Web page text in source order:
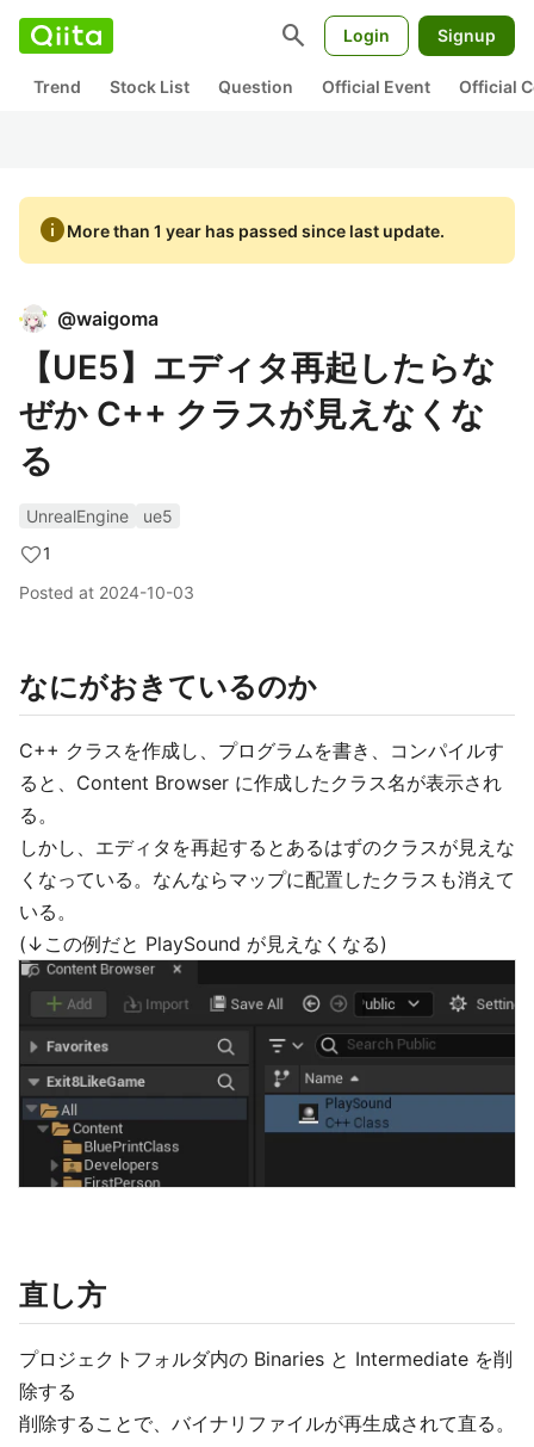
search Login Signup
Trend Stock List Question Official Event Official
infoMore than 1 year has passed since last update.
@waigoma
【UE5】エディタ再起したらな
ぜか C++ クラスが見えなくな
る
UnrealEngine
ue5
1
Posted at 2024-10-03
なにがおきているのか
C++ クラスを作成し、プログラムを書き、コンパイルす
ると、Content Browser に作成したクラス名が表示され
る。
しかし、エディタを再起するとあるはずのクラスが見えな
くなっている。なんならマップに配置したクラスも消えて
いる。
(↓この例だと PlaySound が見えなくなる)
直し方
プロジェクトフォルダ内の Binaries と Intermediate を削
除する
削除することで、バイナリファイルが再生成されて直る。